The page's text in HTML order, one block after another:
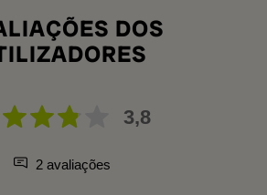
DOS
3,8
2 avaliações